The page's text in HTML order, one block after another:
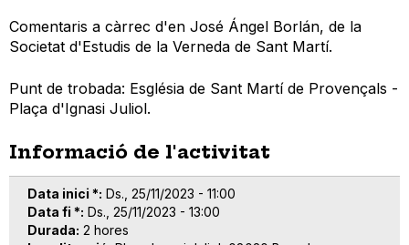
Comentaris a càrrec d'en José Ángel Borlán, de la
Societat d'Estudis de la Verneda de Sant Martí.
Punt de trobada: Església de Sant Martí de Provençals -
Plaça d'Ignasi Juliol.
Informació de l'activitat
Data inici * Ds., 25/11/2023 - 11:00
Data fi * Ds., 25/11/2023 - 13:00
Durada 2 hores